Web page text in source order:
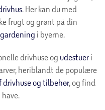
. Her kan du med
frugt og grønt på din
i byerne.
drivhuse og udestuer i
heriblandt de populære
drivhuse og tilbehør, og find